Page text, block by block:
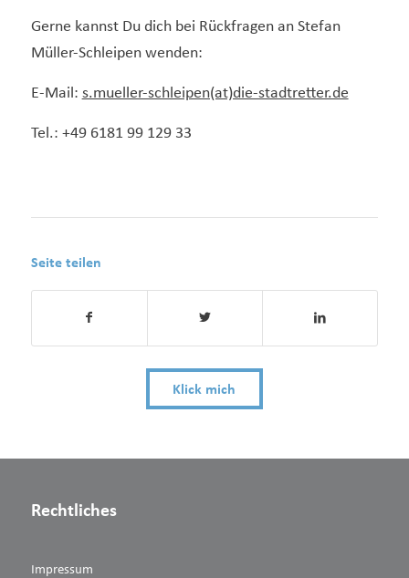
Gerne kannst Du dich bei Rückfragen an Stefan
Müller-Schleipen wenden:
E-Mail: s.mueller-schleipen(at)die-stadtretter.de
Tel.: +49 6181 99 129 33
Seite teilen
Klick mich
Rechtliches
Impressum